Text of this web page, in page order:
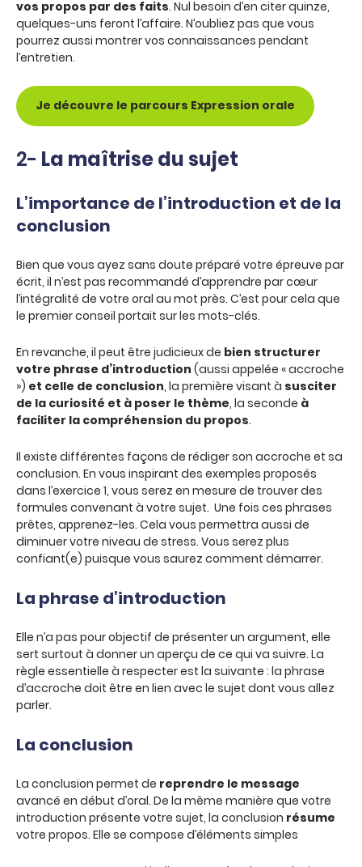
vos propos par des faits. Nul besoin d’en citer quinze,
quelques-uns feront l’affaire. N’oubliez pas que vous
pourrez aussi montrer vos connaissances pendant
l’entretien.
Je découvre le parcours Expression orale
2- La maîtrise du sujet
L’importance de l’introduction et de la
conclusion
Bien que vous ayez sans doute préparé votre épreuve par
écrit, il n’est pas recommandé d’apprendre par cœur
l’intégralité de votre oral au mot près. C’est pour cela que
le premier conseil portait sur les mots-clés.
En revanche, il peut être judicieux de bien structurer
votre phrase d’introduction (aussi appelée « accroche
») et celle de conclusion, la première visant à susciter
de la curiosité et à poser le thème, la seconde à
faciliter la compréhension du propos.
Il existe différentes façons de rédiger son accroche et sa
conclusion. En vous inspirant des exemples proposés
dans l’exercice 1, vous serez en mesure de trouver des
formules convenant à votre sujet. Une fois ces phrases
prêtes, apprenez-les. Cela vous permettra aussi de
diminuer votre niveau de stress. Vous serez plus
confiant(e) puisque vous saurez comment démarrer.
La phrase d’introduction
Elle n’a pas pour objectif de présenter un argument, elle
sert surtout à donner un aperçu de ce qui va suivre. La
règle essentielle à respecter est la suivante : la phrase
d’accroche doit être en lien avec le sujet dont vous allez
parler.
La conclusion
La conclusion permet de reprendre le message
avancé en début d’oral. De la même manière que votre
introduction présente votre sujet, la conclusion résume
votre propos. Elle se compose d’éléments simples